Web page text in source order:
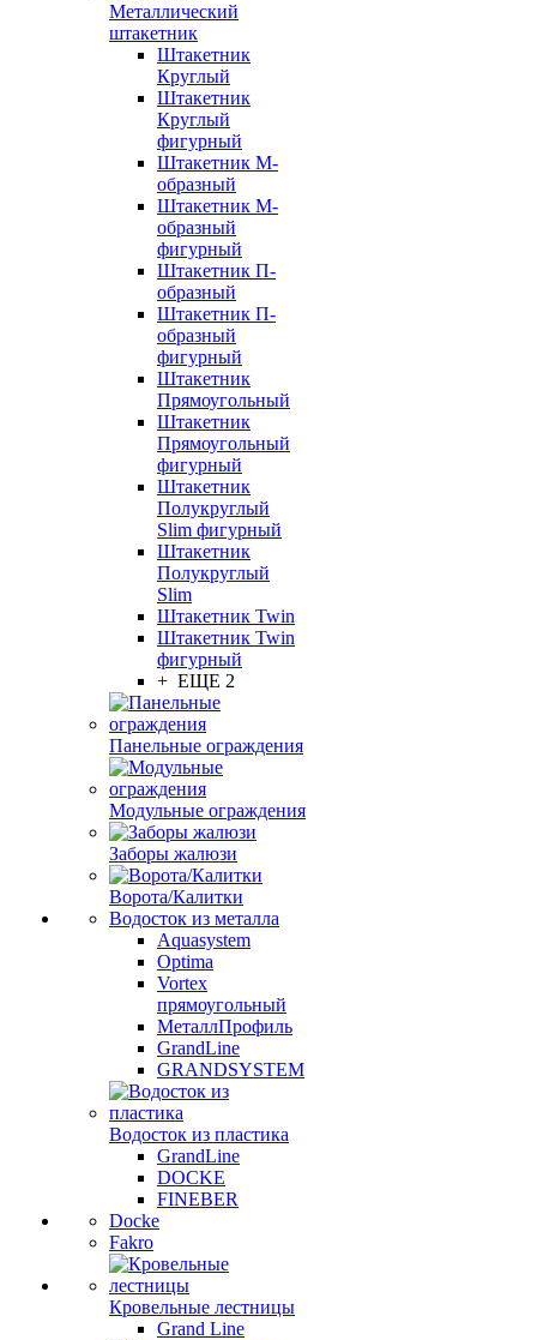
Металлический
штакетник
Штакетник
Круглый
Штакетник
Круглый
фигурный
Штакетник М-
образный
Штакетник М-
образный
фигурный
Штакетник П-
образный
Штакетник П-
образный
фигурный
Штакетник
Прямоугольный
Штакетник
Прямоугольный
фигурный
Штакетник
Полукруглый
Slim фигурный
Штакетник
Полукруглый
Slim
Штакетник Twin
Штакетник Twin
фигурный
+ ЕЩЕ 2
Панельные ограждения
Модульные ограждения
Заборы жалюзи
Ворота/Калитки
Водосток из металла
Aquasystem
Optima
Vortex
прямоугольный
МеталлПрофиль
GrandLine
GRANDSYSTEM
Водосток из пластика
GrandLine
DOCKE
FINEBER
Docke
Fakro
Кровельные лестницы
Grand Line